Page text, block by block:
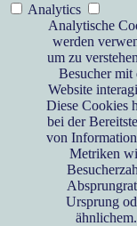
Analytics
Analytische
werden
um zu
Besucher mit
Website
Diese Cookies
bei der
von
Metriken
Ursprung
ähnlichem.